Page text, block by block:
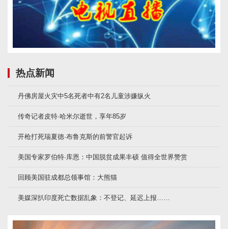
热点新闻
丹佛房屋火灾中5名死者中有2名儿童涉嫌纵火
传奇记者皮特·哈米尔逝世，享年85岁
开枪打死瑞夏德·布鲁克斯的前警官起诉
美国专家罗伯特·库恩：中国脱贫成果丰硕 值得全世界赞赏
回顾美国驻成都总领事馆：大熊猫
美媒深扒印度死亡数据乱象：不登记、延迟上报……